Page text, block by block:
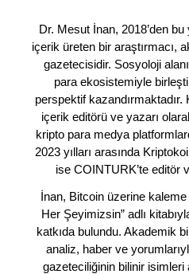
Dr. Mesut İnan, 2018’den
içerik üreten bir araştırmacı,
gazetecisidir. Sosyoloji
para ekosistemiyle
perspektif kazandırmaktadır.
içerik editörü ve yazarı
kripto para medya
2023 yılları arasında
ise COINTURK’te editör
İnan, Bitcoin üzerine kaleme
Her Şeyimizsin” adlı
katkıda bulundu. Akademik
analiz, haber ve
gazeteciliğinin bilinir isimleri